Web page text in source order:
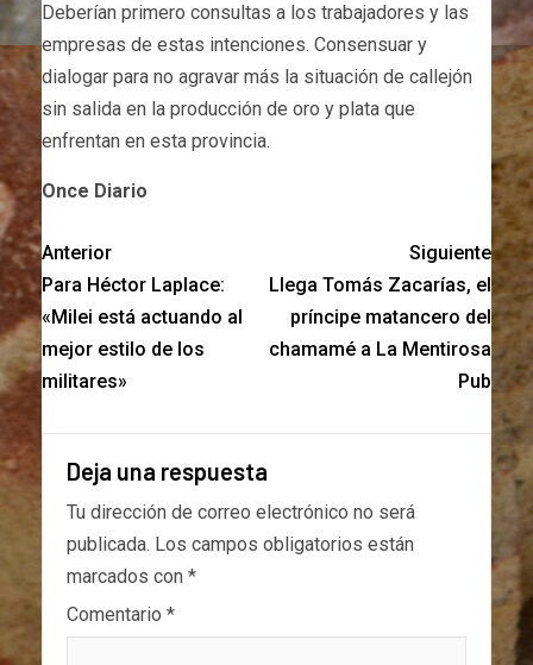
Deberían primero consultas a los trabajadores y las
empresas de estas intenciones. Consensuar y
dialogar para no agravar más la situación de callejón
sin salida en la producción de oro y plata que
enfrentan en esta provincia.
Once Diario
Anterior
Para Héctor Laplace:
«Milei está actuando al
mejor estilo de los
militares»
Siguiente
Llega Tomás Zacarías, el
príncipe matancero del
chamamé a La Mentirosa
Pub
Deja una respuesta
Tu dirección de correo electrónico no será
publicada. Los campos obligatorios están
marcados con *
Comentario *